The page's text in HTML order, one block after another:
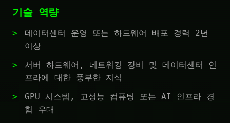
기술 역량
데이터센터 운영 또는 하드웨어 배포 경력 2년
이상
서버 하드웨어, 네트워킹 장비 및 데이터센터 인
프라에 대한 풍부한 지식
GPU 시스템, 고성능 컴퓨팅 또는 AI 인프라 경
험 우대